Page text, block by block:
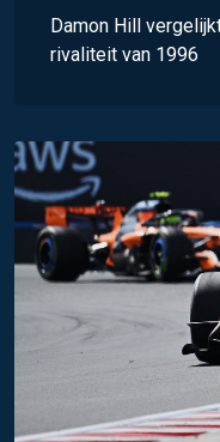
Damon Hill
rivaliteit van 1996